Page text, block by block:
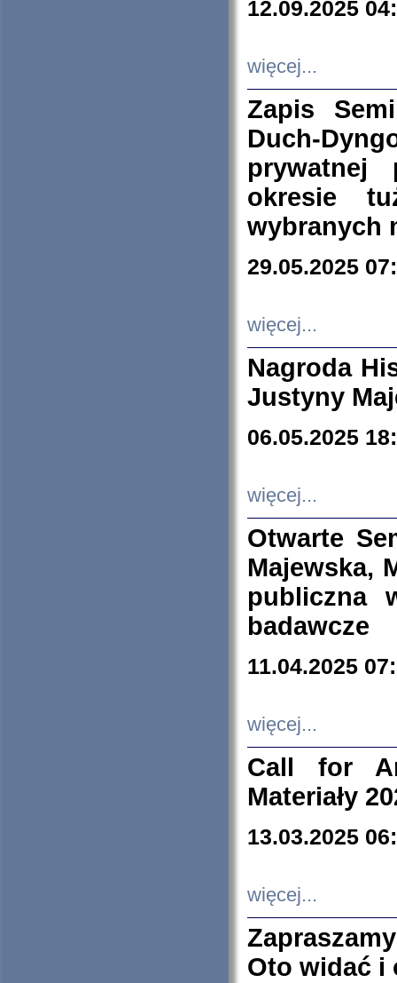
12.09.2025
więcej...
Zapis
Duch-
prywatnej
okresie
wybranych
29.05.2025
więcej...
Nagroda
Justyny
06.05.2025
więcej...
Otwarte
Majewska,
publiczna
badawcze
11.04.2025
więcej...
Call for
Materiały
13.03.2025
więcej...
Oto widać i